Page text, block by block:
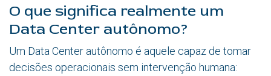
O que significa realmente um
Data Center autônomo?
Um Data Center autônomo é aquele capaz de tomar
decisões operacionais sem intervenção humana: